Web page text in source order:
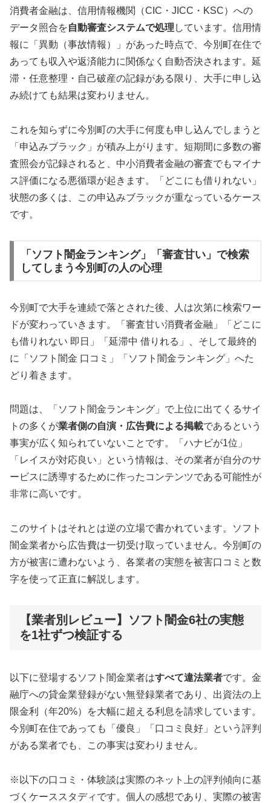
消費者金融は、信用情報機関（CIC・JICC・KSC）への
データ照合を自動審査システムで処理 しています。信用情
報に「異動（事故情報）」があった時点で、今別町在住で
あっても収入や返済能力に関係なく自動否決されます。延
滞・任意整理・自己破産の記録がある限り、大手に申し込
み続けても結果は変わりません。
これを知らずに今別町の大手に何度も申し込んでしまうと
「申込みブラック」が積み上がります。短期間に多数の審
査照会が記録されると、中小消費者金融の審査でもマイナ
ス評価になる悪循環が起きます。「どこにも借りれない」
状態の多くは、この申込みブラックが重なっているケース
です。
「ソフト闇金ランキング」「審査甘い」で検索
してしまう今別町の人の心理
今別町で大手を連続で落とされた後、人は次第に検索ワー
ドが変わっていきます。「審査甘い消費者金融」「どこに
も借りれない 即日」「延滞中 借りれる」、そして最終的
に「ソフト闇金 口コミ」「ソフト闇金ランキング」へた
どり着きます。
問題は、「ソフト闇金ランキング」で上位に出てくるサイ
トの多くが業者側の自演・広告費による掲載であるという
事実が広く知られていないことです。「ハナビが1位」
「レイスが対応良い」という情報は、その業者が自分のサ
ービスに誘導するために作ったコンテンツである可能性が
非常に高いです。
このサイトはそれとは逆の立場で書かれています。ソフト
闇金業者から広告費は一切受け取っていません。今別町の
方が被害に遭わないよう、各業者の実態を被害口コミと数
字を使って正直に解説します。
【業者別レビュー】ソフト闇金6社の実態
を1社ずつ検証する
以下に登場するソフト闇金業者はすべて違法業者です。金
融庁への貸金業登録がない無登録業者であり、出資法の上
限金利（年20%）を大幅に超える利息を請求しています。
今別町在住であっても「優良」「口コミ良好」という評判
がある業者でも、この事実は変わりません。
※以下の口コミ・体験談は実際のネット上の評判傾向に基
づくケーススタディです。個人の感想であり、実際の被害